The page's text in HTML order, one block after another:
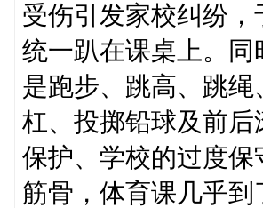
受伤引发家校纠纷
统一趴在课桌上。
是跑步、跳高、跳
杠、投掷铅球及前后
保护、学校的过度
筋骨，体育课几乎